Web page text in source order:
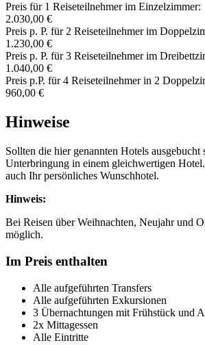
Preis für 1 Reiseteilnehmer im Einzelzimmer:
2.030,00 €
Preis p. P. für 2 Reiseteilnehmer im
1.230,00 €
Preis p. P. für 3 Reiseteilnehmer im
1.040,00 €
Preis p.P. für 4 Reiseteilnehmer in 2
960,00 €
Hinweise
Sollten die hier genannten Hotels ausgebucht
Unterbringung in einem gleichwertigen
auch Ihr persönliches Wunschhotel.
Hinweis:
Bei Reisen über Weihnachten, Neujahr und
möglich.
Im Preis enthalten
Alle aufgeführten Transfers
Alle aufgeführten Exkursionen
3 Übernachtungen mit Frühstück und
2x Mittagessen
Alle Eintritte